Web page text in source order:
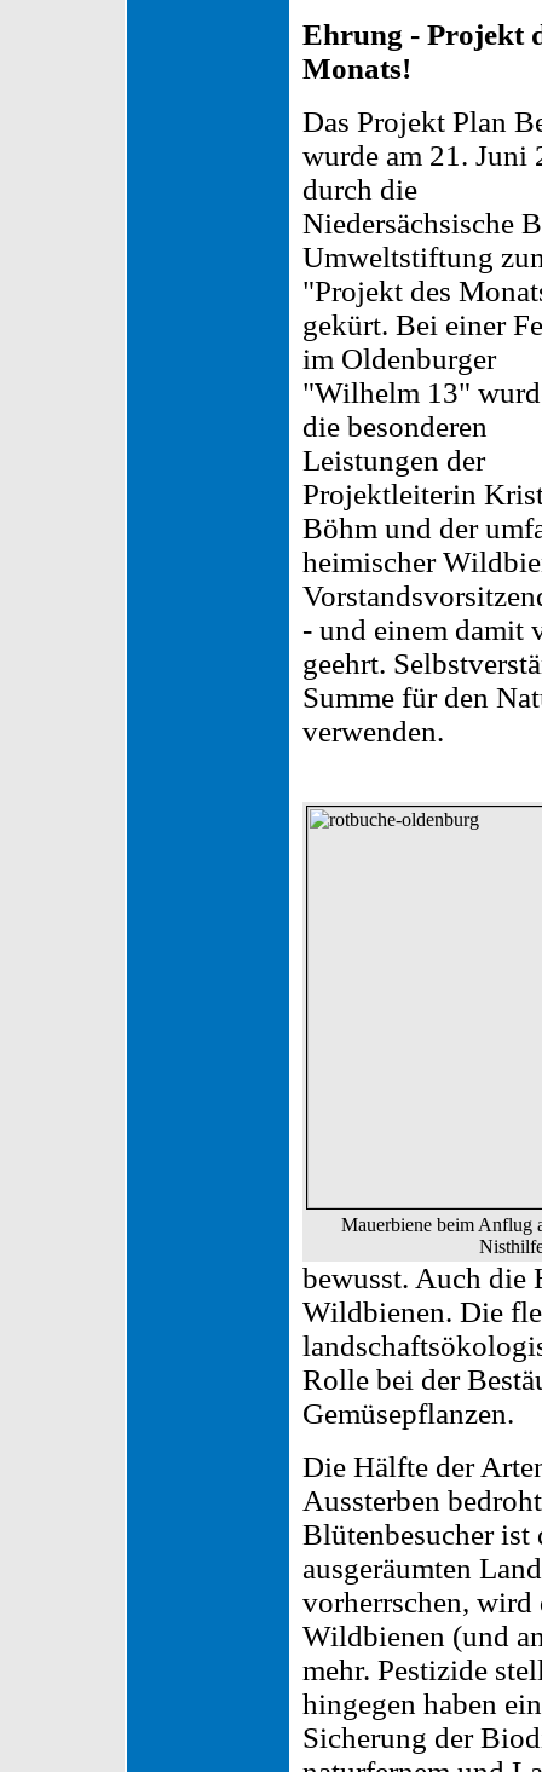
Ehrung - Projekt
Monats!
Das Projekt Plan
wurde am 21. Juni
durch die
Niedersächsische
Umweltstiftung
"Projekt des
gekürt. Bei einer
im Oldenburger
"Wilhelm 13"
die besonderen
Leistungen der
Projektleiterin
Böhm und der
heimischer
- und einem damit
geehrt.
Summe für den
verwenden.
Mauerbiene beim Anflug
bewusst. Auch die
Wildbienen. Die
Rolle bei der
Gemüsepflanzen.
Die Hälfte der
Aussterben
Blütenbesucher
ausgeräumten
vorherrschen, wird
Wildbienen (und
mehr. Pestizide
hingegen haben
Sicherung der